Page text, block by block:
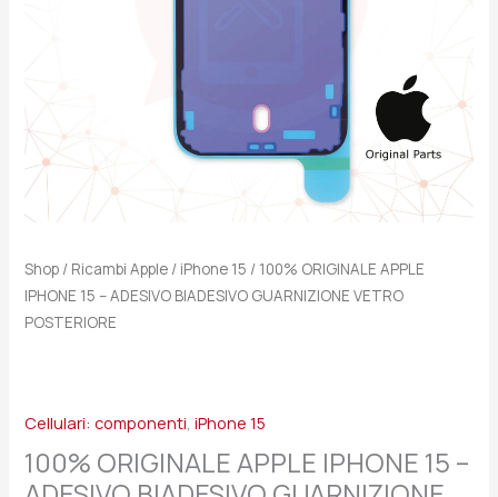
Shop / Ricambi Apple / iPhone 15 / 100% ORIGINALE APPLE
IPHONE 15 – ADESIVO BIADESIVO GUARNIZIONE VETRO
POSTERIORE
Cellulari: componenti,iPhone 15
100% ORIGINALE APPLE IPHONE 15 –